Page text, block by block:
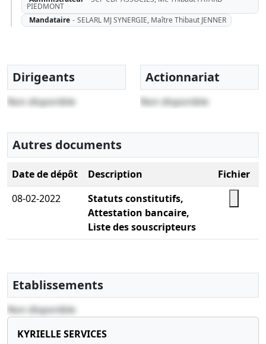
PIEDMONT
Mandataire - SELARL MJ SYNERGIE, Maître Thibaut JENNER
Dirigeants
Non disponible
Actionnariat
Non disponible
Autres documents
Date de dépôt Description
Fichier
08-02-2022
Statuts constitutifs,
Attestation bancaire,
Liste des souscripteurs
Etablissements
Non disponible
KYRIELLE SERVICES